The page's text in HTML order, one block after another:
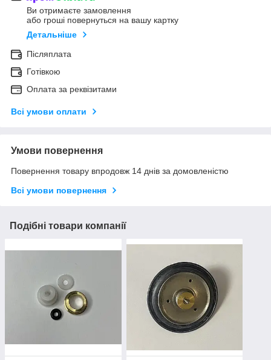
Ви отримаєте замовлення
або гроші повернуться на вашу картку
Детальніше
Післяплата
Готівкою
Оплата за реквізитами
Всі умови оплати
Умови повернення
Повернення товару впродовж 14 днів за домовленістю
Всі умови повернення
Подібні товари компанії